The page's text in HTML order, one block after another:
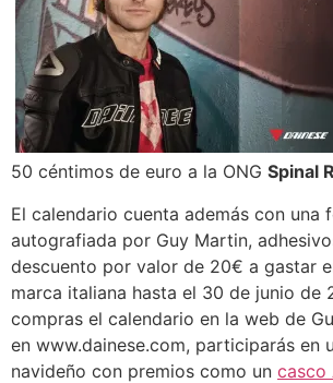
50 céntimos de euro a la ONG Spinal
El calendario cuenta además con una
autografiada por Guy Martin,
descuento por valor de 20€ a gastar
marca italiana hasta el 30 de junio de
compras el calendario en la web de
en www.dainese.com, participarás en
navideño con premios como un casco